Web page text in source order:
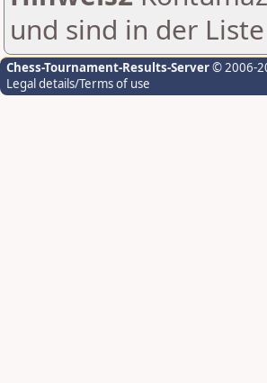
und sind in der
Chess-Tournament-Results-Server© 2006-
Legal details/Terms of use